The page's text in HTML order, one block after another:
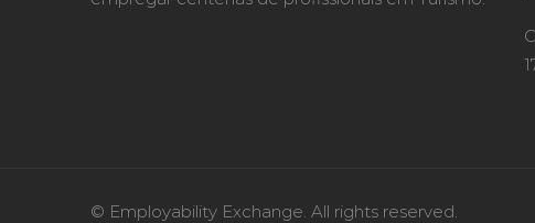
© Employability Exchange. All rights reserved.